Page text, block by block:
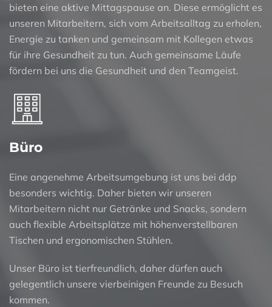
bieten eine aktive Mittagspause an. Diese ermöglicht es
unseren Mitarbeitern, sich vom Arbeitsalltag zu erholen,
Energie zu tanken und gemeinsam mit Kollegen etwas
für ihre Gesundheit zu tun. Auch gemeinsame Läufe
fördern bei uns die Gesundheit und den Teamgeist.
Büro
Eine angenehme Arbeitsumgebung ist uns bei ddp
besonders wichtig. Daher bieten wir unseren
Mitarbeitern nicht nur Getränke und Snacks, sondern
auch flexible Arbeitsplätze mit höhenverstellbaren
Tischen und ergonomischen Stühlen.
Unser Büro ist tierfreundlich, daher dürfen auch
gelegentlich unsere vierbeinigen Freunde zu Besuch
kommen.